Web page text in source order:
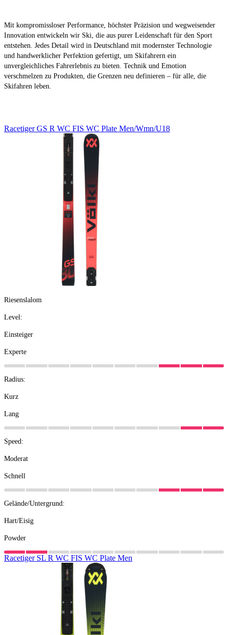
Mit kompromissloser Performance, höchster Präzision und wegweisender
Innovation entwickeln wir Ski, die aus purer Leidenschaft für den Sport
entstehen. Jedes Detail wird in Deutschland mit modernster Technologie
und handwerklicher Perfektion gefertigt, um Skifahrern ein
unvergleichliches Fahrerlebnis zu bieten. Technik und Emotion
verschmelzen zu Produkten, die Grenzen neu definieren – für alle, die
Skifahren leben.
RacetigerGS R WC FIS WC Plate Men/Wmn/U18
Riesenslalom
Level:
Einsteiger
Experte
Radius:
Kurz
Lang
Speed:
Moderat
Schnell
Gelände/Untergrund:
Hart/Eisig
Powder
RacetigerSL R WC FIS WC Plate Men